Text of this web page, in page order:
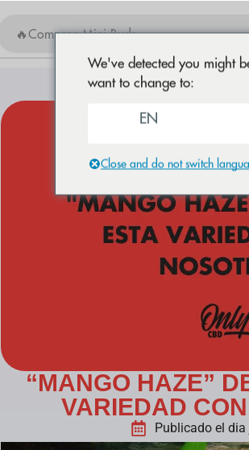
“MANGO HAZE”
VARIEDAD
Publicado el
We've detected you might
want to change to:
EN
Close and do not switch